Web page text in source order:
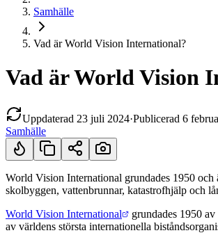
Samhälle
Vad är World Vision International?
Vad är World Vision
Uppdaterad 23 juli 2024·Publicerad 6
Samhälle
Kort svar
World Vision International grundades 1950 och
skolbyggen, vattenbrunnar, katastrofhjälp och
World Vision International
grundades 1950
av världens största internationella